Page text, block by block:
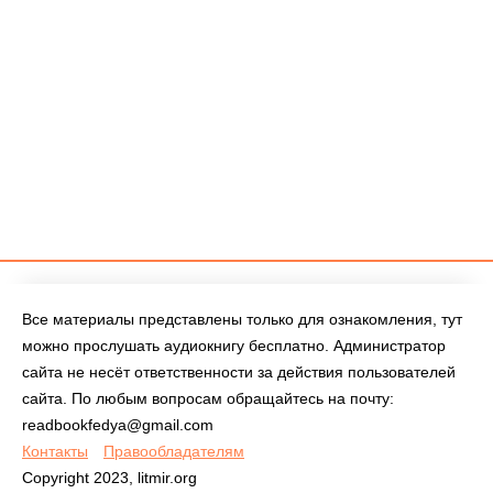
Все материалы представлены только для ознакомления, тут
можно прослушать аудиокнигу бесплатно. Администратор
сайта не несёт ответственности за действия пользователей
сайта. По любым вопросам обращайтесь на почту:
readbookfedya@gmail.com
Контакты
Правообладателям
Copyright 2023, litmir.org